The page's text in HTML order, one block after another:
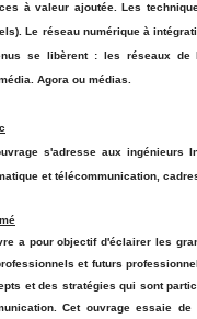
à valeur ajoutée. Les
Le réseau numérique à
se libèrent : les réseaux de
Agora ou médias.
s'adresse aux ingénieurs
et télécommunication,
a pour objectif d'éclairer les
et futurs
et des stratégies qui sont
Cet ouvrage essaie